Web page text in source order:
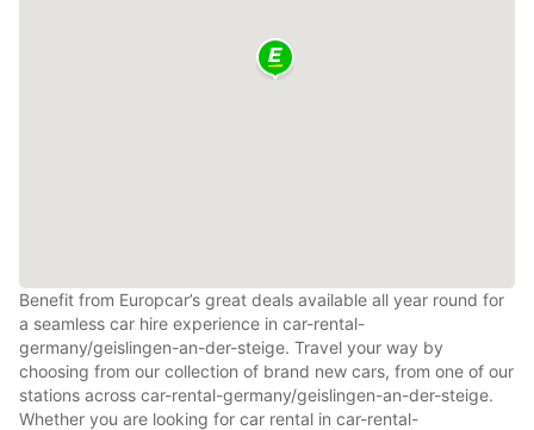
Benefit from Europcar’s great deals available all year round for
a seamless car hire experience in car-rental-
germany/geislingen-an-der-steige. Travel your way by
choosing from our collection of brand new cars, from one of our
stations across car-rental-germany/geislingen-an-der-steige.
Whether you are looking for car rental in car-rental-